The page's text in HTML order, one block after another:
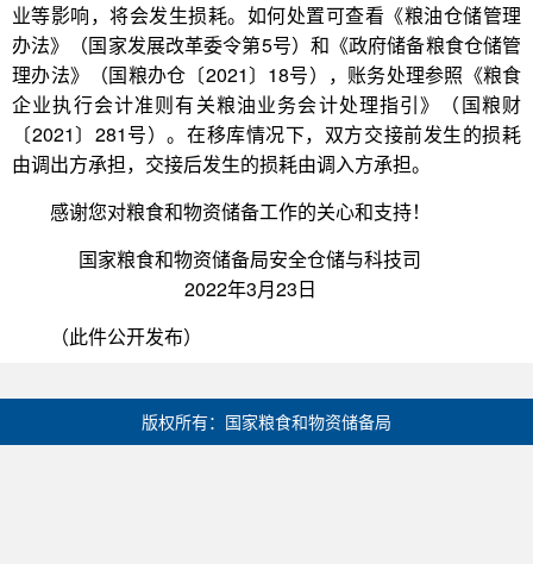
业等影响，将会发生损耗。如何处置可查看《粮油仓储管理
办法》（国家发展改革委令第5号）和《政府储备粮食仓储管
理办法》（国粮办仓〔2021〕18号），账务处理参照《粮食
企业执行会计准则有关粮油业务会计处理指引》（国粮财
〔2021〕281号）。在移库情况下，双方交接前发生的损耗
由调出方承担，交接后发生的损耗由调入方承担。
感谢您对粮食和物资储备工作的关心和支持！
国家粮食和物资储备局安全仓储与科技司
2022年3月23日
（此件公开发布）
版权所有：国家粮食和物资储备局